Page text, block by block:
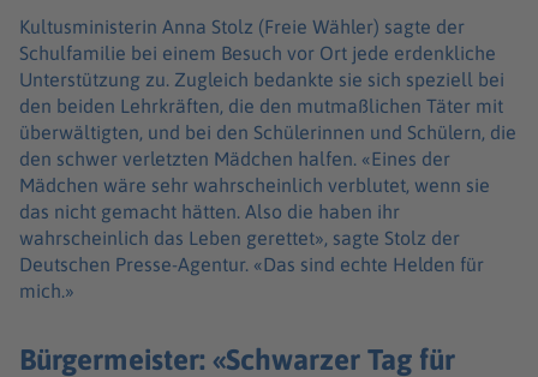
Kultusministerin Anna Stolz (Freie Wähler) sagte der
Schulfamilie bei einem Besuch vor Ort jede erdenkliche
Unterstützung zu. Zugleich bedankte sie sich speziell bei
den beiden Lehrkräften, die den mutmaßlichen Täter mit
überwältigten, und bei den Schülerinnen und Schülern, die
den schwer verletzten Mädchen halfen. «Eines der
Mädchen wäre sehr wahrscheinlich verblutet, wenn sie
das nicht gemacht hätten. Also die haben ihr
wahrscheinlich das Leben gerettet», sagte Stolz der
Deutschen Presse-Agentur. «Das sind echte Helden für
mich.»
Bürgermeister: «Schwarzer Tag für